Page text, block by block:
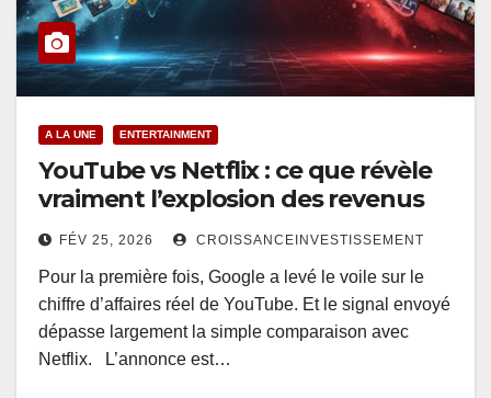
A LA UNE ENTERTAINMENT
YouTube vs Netflix : ce que révèle
vraiment l’explosion des revenus
FÉV 25, 2026 CROISSANCEINVESTISSEMENT
Pour la première fois, Google a levé le voile sur le
chiffre d’affaires réel de YouTube. Et le signal envoyé
dépasse largement la simple comparaison avec
Netflix. L’annonce est…